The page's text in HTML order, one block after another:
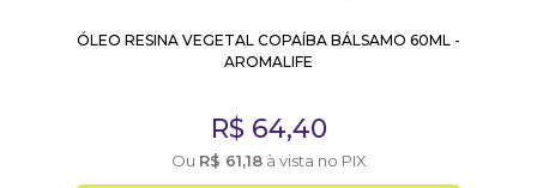
ÓLEO RESINA VEGETAL COPAÍBA BÁLSAMO 60ML -
AROMALIFE
R$ 64,40
Ou R$ 61,18à vista no PIX